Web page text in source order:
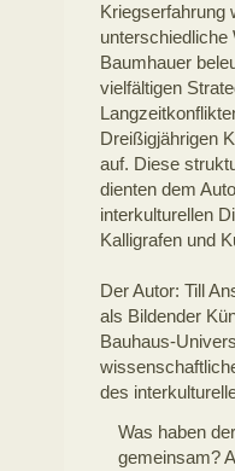
Kriegserfahrung
unterschiedliche
Baumhauer
vielfältigen
Dreißigjährigen
auf. Diese
dienten dem
interkulturellen
Kalligrafen und
Der Autor: Till
als Bildender
Bauhaus-
des
Was haben
gemeinsam?